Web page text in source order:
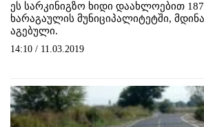
ეს სარკინიგზო ხიდი დაახლოებით
ხარაგაულის მუნიციპალიტეტში,
აგებული.
14:10 / 11.03.2019